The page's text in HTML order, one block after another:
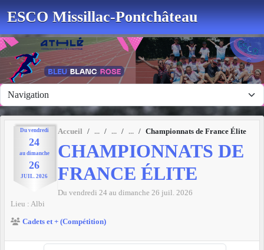
ESCO Missillac-Pontchâteau
Du vendredi
24
au dimanche
26
JUIL. 2026
Accueil Championnats de France Élite
CHAMPIONNATS DE
FRANCE ÉLITE
Du vendredi 24 au dimanche 26 juil. 2026
Lieu : Albi
Cadets et + (Compétition)